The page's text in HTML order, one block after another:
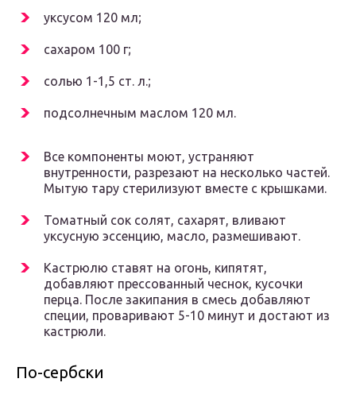
уксусом 120 мл;
сахаром 100 г;
солью 1-1,5 ст. л.;
подсолнечным маслом 120 мл.
Все компоненты моют, устраняют
внутренности, разрезают на несколько частей.
Мытую тару стерилизуют вместе с крышками.
Томатный сок солят, сахарят, вливают
уксусную эссенцию, масло, размешивают.
Кастрюлю ставят на огонь, кипятят,
добавляют прессованный чеснок, кусочки
перца. После закипания в смесь добавляют
специи, проваривают 5-10 минут и достают из
кастрюли.
По-сербски